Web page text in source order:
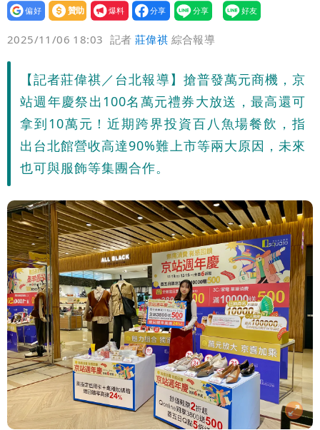
設為
贊助
我要
爆料
2025/11/06 18:03 記者莊偉祺 綜合報導
【記者莊偉祺／台北報導】搶普發萬元商機，京
站週年慶祭出100名萬元禮券大放送，最高還可
拿到10萬元！近期跨界投資百八魚場餐飲，指
出台北館營收高達90%難上市等兩大原因，未來
也可與服飾等集團合作。